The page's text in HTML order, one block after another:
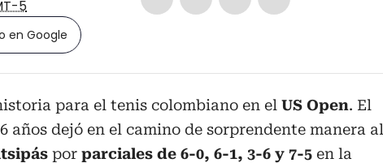
5
en Google
para el tenis colombiano en el US Open. El
años dejó en el camino de sorprendente manera al
por parciales de 6-0, 6-1, 3-6 y 7-5 en la